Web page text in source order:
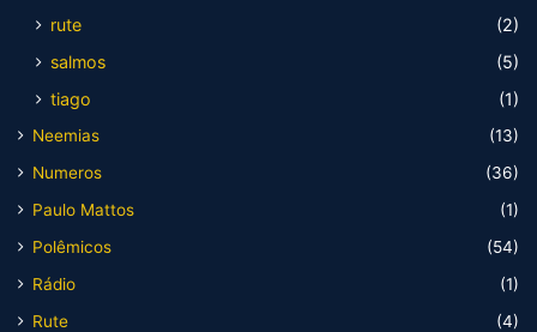
rute
(2)
salmos
(5)
tiago
(1)
Neemias
(13)
Numeros
(36)
Paulo Mattos
(1)
Polêmicos
(54)
Rádio
(1)
Rute
(4)